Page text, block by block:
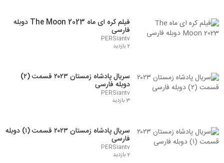
فیلم کره ای ماه The Moon 2023 دوبله
فارسی
PERSiantv
2 بازدید
سریال پادشاه زمستان ۲۰۲۳ قسمت (۲)
دوبله فارسی
PERSiantv
3 بازدید
سریال پادشاه زمستان ۲۰۲۳ قسمت (۱) دوبله
فارسی
PERSiantv
2 بازدید